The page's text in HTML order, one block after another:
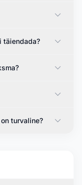
täiendada?
turvaline?